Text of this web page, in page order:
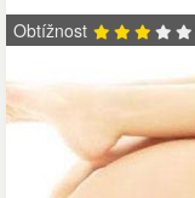
Obtížnost